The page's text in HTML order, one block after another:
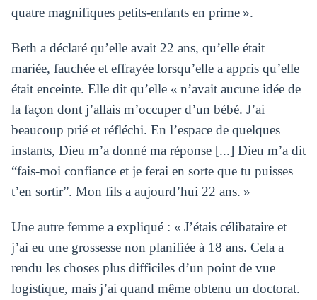
quatre magnifiques petits-enfants en prime ».
Beth a déclaré qu’elle avait 22 ans, qu’elle était
mariée, fauchée et effrayée lorsqu’elle a appris qu’elle
était enceinte. Elle dit qu’elle « n’avait aucune idée de
la façon dont j’allais m’occuper d’un bébé. J’ai
beaucoup prié et réfléchi. En l’espace de quelques
instants, Dieu m’a donné ma réponse [...] Dieu m’a dit
“fais-moi confiance et je ferai en sorte que tu puisses
t’en sortir”. Mon fils a aujourd’hui 22 ans. »
Une autre femme a expliqué : « J’étais célibataire et
j’ai eu une grossesse non planifiée à 18 ans. Cela a
rendu les choses plus difficiles d’un point de vue
logistique, mais j’ai quand même obtenu un doctorat.